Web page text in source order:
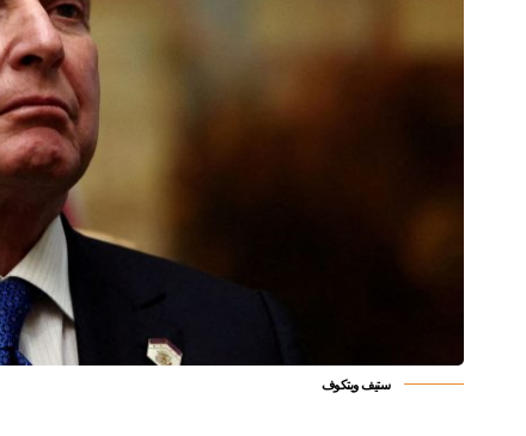
ستيف ويتكوف